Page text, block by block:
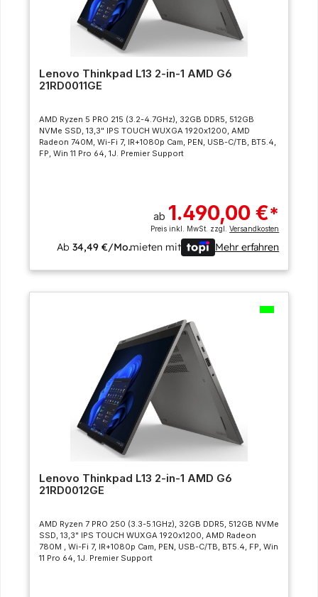
Lenovo Thinkpad L13 2-in-1 AMD G6
21RD0011GE
AMD Ryzen 5 PRO 215 (3.2-4.7GHz), 32GB DDR5, 512GB
NVMe SSD, 13,3" IPS TOUCH WUXGA 1920x1200, AMD
Radeon 740M, Wi-Fi 7, IR+1080p Cam, PEN, USB-C/TB, BT5.4,
FP, Win 11 Pro 64, 1J. Premier Support
ab 1.490,00 €*
Preis inkl. MwSt. zzgl.Versandkosten
Ab34,49 €/Mo.mieten mit Mehr erfahren
Lenovo Thinkpad L13 2-in-1 AMD G6
21RD0012GE
AMD Ryzen 7 PRO 250 (3.3-5.1GHz), 32GB DDR5, 512GB NVMe
SSD, 13,3" IPS TOUCH WUXGA 1920x1200, AMD Radeon
780M , Wi-Fi 7, IR+1080p Cam, PEN, USB-C/TB, BT5.4, FP, Win
11 Pro 64, 1J. Premier Support